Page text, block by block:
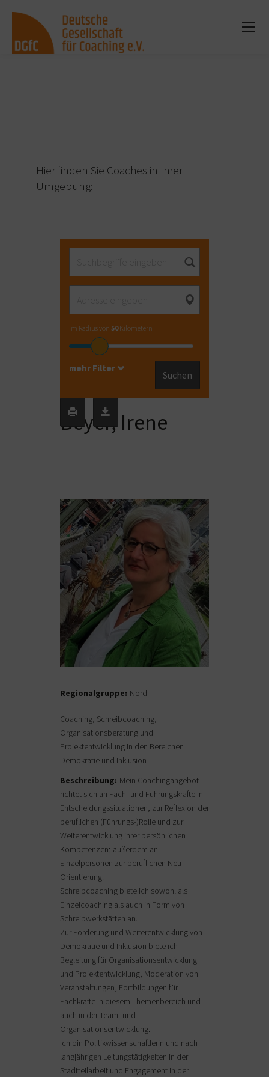
Hier finden Sie Coaches in Ihrer
Umgebung:
im Radius von 50Kilometern
Suchen
mehr Filter
Beyer, Irene
Regionalgruppe: Nord
Coaching, Schreibcoaching,
Organisationsberatung und
Projektentwicklung in den Bereichen
Demokratie und Inklusion
Beschreibung: Mein Coachingangebot
richtet sich an Fach- und Führungskräfte in
Entscheidungssituationen, zur Reflexion der
beruflichen (Führungs-)Rolle und zur
Weiterentwicklung ihrer persönlichen
Kompetenzen; außerdem an
Einzelpersonen zur beruflichen Neu-
Orientierung.
Schreibcoaching biete ich sowohl als
Einzelcoaching als auch in Form von
Schreibwerkstätten an.
Zur Förderung und Weiterentwicklung von
Demokratie und Inklusion biete ich
Begleitung für Organisationsentwicklung
und Projektentwicklung, Moderation von
Veranstaltungen, Fortbildungen für
Fachkräfte in diesem Themenbereich und
auch in der Team- und
Organisationsentwicklung.
Ich bin Politikwissenschaftlerin und nach
langjährigen Leitungstätigkeiten in der
Stadtteilarbeit und Engagement in der